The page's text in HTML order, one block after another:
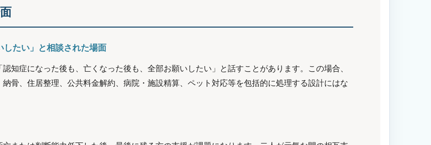
たい」と相談された場面
知症になった後も、亡くなった後も、全部お願いしたい」と話すことがあります。この場合、
骨、住居整理、公共料金解約、病院・施設精算、ペット対応等を包括的に処理する設計にはな